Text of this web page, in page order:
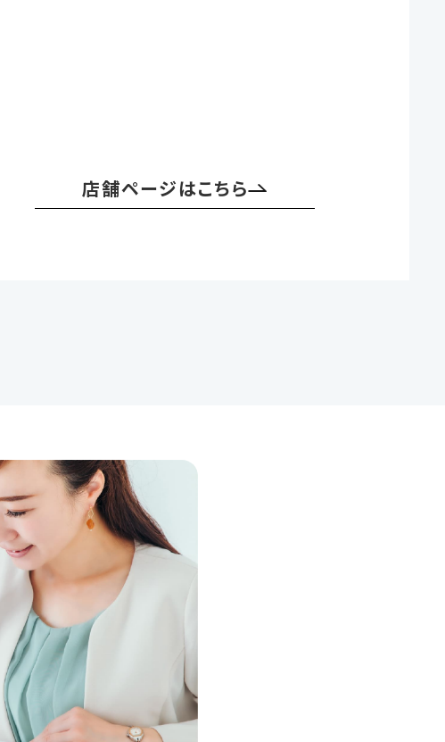
店舗ページはこちら